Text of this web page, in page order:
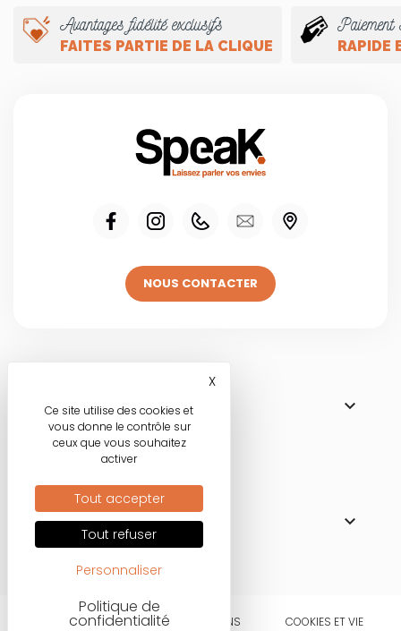
Avantages fidélité exclusifs
FAITES PARTIE DE LA CLIQUE
Paiement
RAPIDE
NOUS CONTACTER

NOS BOUTIQUES

Nos engagements
MODE RESPONSABLE
CONDITIONS MENTIONS COOKIES ET VIE
Ce site utilise des cookies et
vous donne le contrôle sur
ceux que vous souhaitez
activer
Tout accepter
Tout refuser
Personnaliser
Politique de
confidentialité
XMasquer le bandeau des